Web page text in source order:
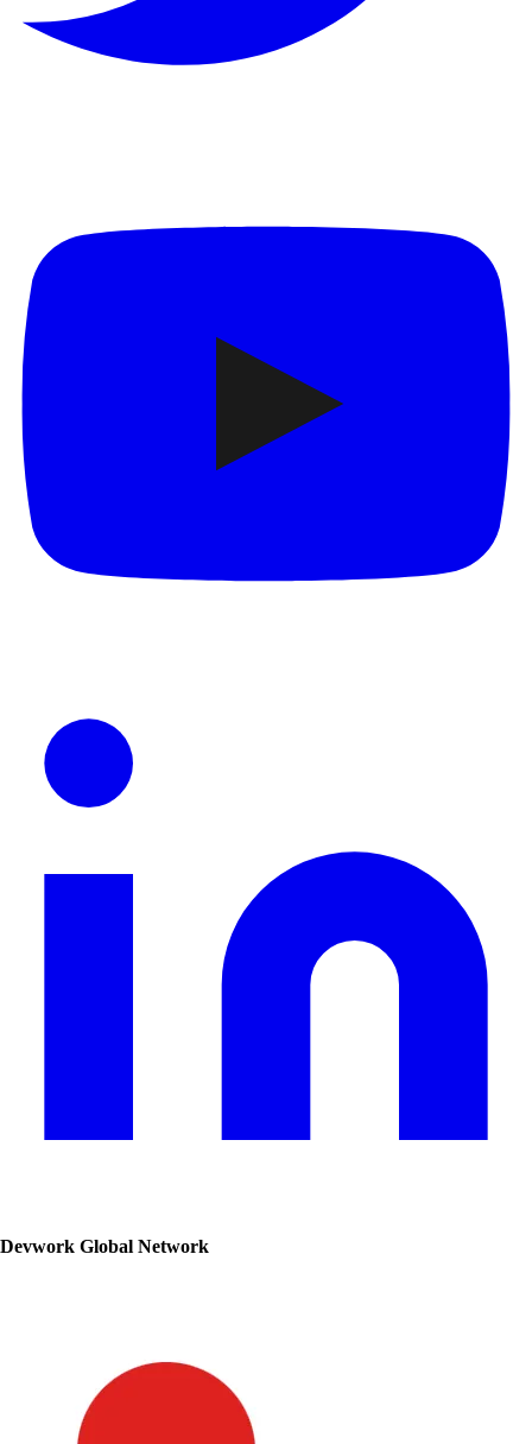
Devwork Global Network